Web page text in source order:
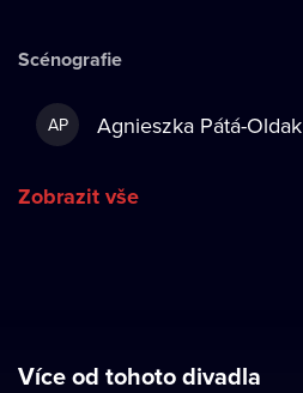
Scénografie
AP Agnieszka Pátá-Oldak
Zobrazit vše
Více od tohoto divadla